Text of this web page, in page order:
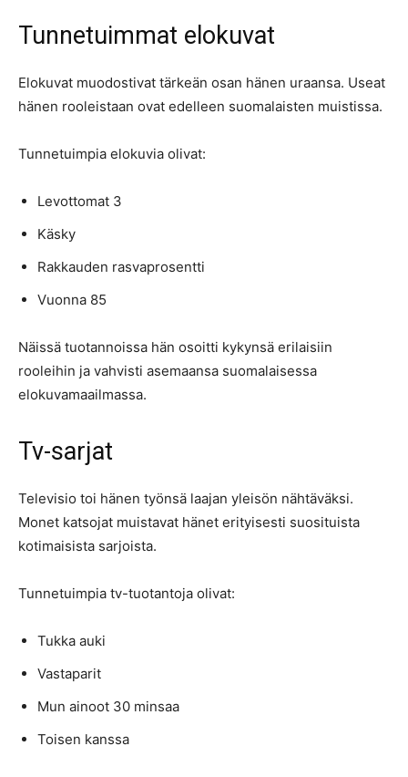
Tunnetuimmat elokuvat
Elokuvat muodostivat tärkeän osan hänen uraansa. Useat
hänen rooleistaan ovat edelleen suomalaisten muistissa.
Tunnetuimpia elokuvia olivat:
Levottomat 3
Käsky
Rakkauden rasvaprosentti
Vuonna 85
Näissä tuotannoissa hän osoitti kykynsä erilaisiin
rooleihin ja vahvisti asemaansa suomalaisessa
elokuvamaailmassa.
Tv-sarjat
Televisio toi hänen työnsä laajan yleisön nähtäväksi.
Monet katsojat muistavat hänet erityisesti suosituista
kotimaisista sarjoista.
Tunnetuimpia tv-tuotantoja olivat:
Tukka auki
Vastaparit
Mun ainoot 30 minsaa
Toisen kanssa